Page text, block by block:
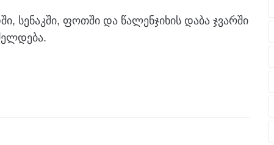
სენაკში, ფოთში და წალენჯიხის დაბა ჯვარში